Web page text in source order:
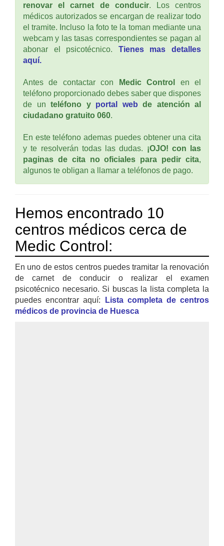
renovar el carnet de conducir. Los centros
médicos autorizados se encargan de realizar todo
el tramite. Incluso la foto te la toman mediante una
webcam y las tasas correspondientes se pagan al
abonar el psicotécnico. Tienes mas detalles
aquí.
Antes de contactar con Medic Control
en el
teléfono proporcionado debes saber que dispones
de un teléfono y portal web de atención al
ciudadano gratuito 060.
En este teléfono ademas puedes obtener una cita
y te resolverán todas las dudas. ¡OJO! con las
paginas de cita no oficiales para pedir cita,
algunos te obligan a llamar a teléfonos de pago.
Hemos encontrado 10
centros médicos cerca de
Medic Control:
En uno de estos centros puedes tramitar la renovación
de carnet de conducir o realizar el examen
psicotécnico necesario. Si buscas la lista completa la
puedes encontrar aquí:
Lista completa de centros
médicos de provincia de Huesca